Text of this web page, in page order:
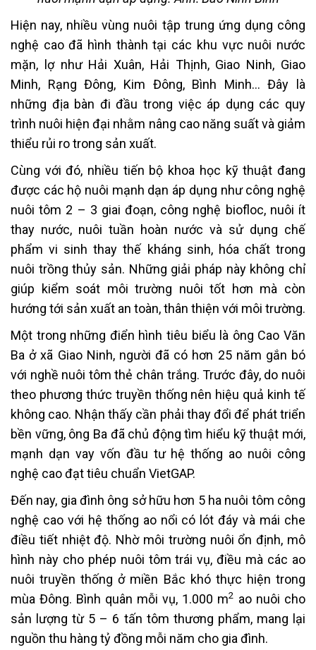
Hiện nay, nhiều vùng nuôi tập trung ứng dụng công
nghệ cao đã hình thành tại các khu vực nuôi nước
mặn, lợ như Hải Xuân, Hải Thịnh, Giao Ninh, Giao
Minh, Rạng Đông, Kim Đông, Bình Minh… Đây là
những địa bàn đi đầu trong việc áp dụng các quy
trình nuôi hiện đại nhằm nâng cao năng suất và giảm
thiểu rủi ro trong sản xuất.
Cùng với đó, nhiều tiến bộ khoa học kỹ thuật đang
được các hộ nuôi mạnh dạn áp dụng như công nghệ
nuôi tôm 2 – 3 giai đoạn, công nghệ biofloc, nuôi ít
thay nước, nuôi tuần hoàn nước và sử dụng chế
phẩm vi sinh thay thế kháng sinh, hóa chất trong
nuôi trồng thủy sản. Những giải pháp này không chỉ
giúp kiểm soát môi trường nuôi tốt hơn mà còn
hướng tới sản xuất an toàn, thân thiện với môi trường.
Một trong những điển hình tiêu biểu là ông Cao Văn
Ba ở xã Giao Ninh, người đã có hơn 25 năm gắn bó
với nghề nuôi tôm thẻ chân trắng. Trước đây, do nuôi
theo phương thức truyền thống nên hiệu quả kinh tế
không cao. Nhận thấy cần phải thay đổi để phát triển
bền vững, ông Ba đã chủ động tìm hiểu kỹ thuật mới,
mạnh dạn vay vốn đầu tư hệ thống ao nuôi công
nghệ cao đạt tiêu chuẩn VietGAP.
Đến nay, gia đình ông sở hữu hơn 5 ha nuôi tôm công
nghệ cao với hệ thống ao nổi có lót đáy và mái che
điều tiết nhiệt độ. Nhờ môi trường nuôi ổn định, mô
hình này cho phép nuôi tôm trái vụ, điều mà các ao
nuôi truyền thống ở miền Bắc khó thực hiện trong
mùa Đông. Bình quân mỗi vụ, 1.000 m2 ao nuôi cho
sản lượng từ 5 – 6 tấn tôm thương phẩm, mang lại
nguồn thu hàng tỷ đồng mỗi năm cho gia đình.